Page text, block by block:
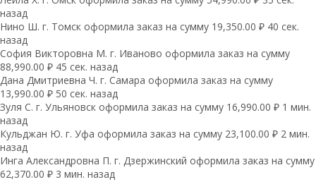
назад
Нино Ш. г. Томск оформила заказ на сумму 19,350.00 ₽ 40 сек.
назад
София Викторовна М. г. Иваново оформила заказ на сумму
88,990.00 ₽ 45 сек. назад
Дана Дмитриевна Ч. г. Самара оформила заказ на сумму
13,990.00 ₽ 50 сек. назад
Зуля С. г. Ульяновск оформила заказ на сумму 16,990.00 ₽ 1 мин.
назад
Кульджан Ю. г. Уфа оформила заказ на сумму 23,100.00 ₽ 2 мин.
назад
Инга Александровна П. г. Дзержинский оформила заказ на сумму
62,370.00 ₽ 3 мин. назад